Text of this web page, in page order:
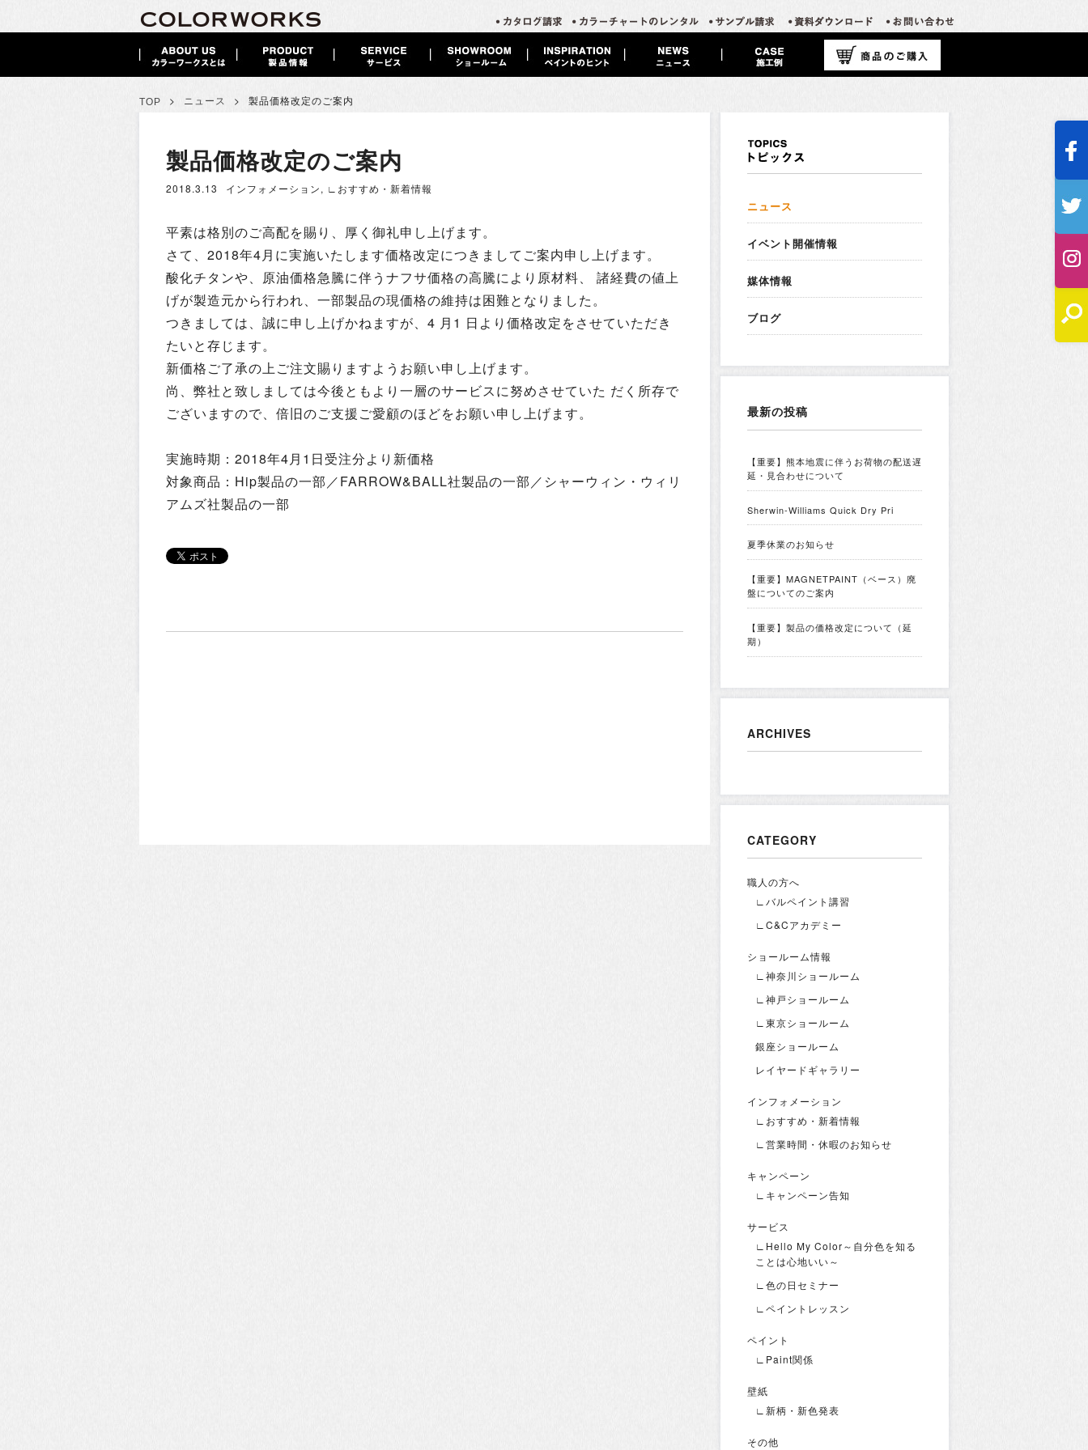
TOP > ニュース > 製品価格改定のご案内
製品価格改定のご案内
2018.3.13 インフォメーション, ∟おすすめ・新着情報
平素は格別のご高配を賜り、厚く御礼申し上げます。
さて、2018年4月に実施いたします価格改定につきましてご案内申し上げます。
酸化チタンや、原油価格急騰に伴うナフサ価格の高騰により原材料、 諸経費の値上
げが製造元から行われ、一部製品の現価格の維持は困難となりました。
つきましては、誠に申し上げかねますが、4 月1 日より価格改定をさせていただき
たいと存じます。
新価格ご了承の上ご注文賜りますようお願い申し上げます。
尚、弊社と致しましては今後ともより一層のサービスに努めさせていた だく所存で
ございますので、倍旧のご支援ご愛顧のほどをお願い申し上げます。
実施時期：2018年4月1日受注分より新価格
対象商品：Hip製品の一部／FARROW&BALL社製品の一部／シャーウィン・ウィリ
アムズ社製品の一部
ニュース
イベント開催情報
媒体情報
ブログ
最新の投稿
【重要】熊本地震に伴うお荷物の配送遅
延・見合わせについて
Sherwin-Williams Quick Dry Pri
夏季休業のお知らせ
【重要】MAGNETPAINT（ベース）廃
盤についてのご案内
【重要】製品の価格改定について（延
期）
ARCHIVES
CATEGORY
職人の方へ
∟バルペイント講習
∟C&Cアカデミー
ショールーム情報
∟神奈川ショールーム
∟神戸ショールーム
∟東京ショールーム
銀座ショールーム
レイヤードギャラリー
インフォメーション
∟おすすめ・新着情報
∟営業時間・休暇のお知らせ
キャンペーン
∟キャンペーン告知
サービス
∟Hello My Color～自分色を知る
ことは心地いい～
∟色の日セミナー
∟ペイントレッスン
ペイント
∟Paint関係
壁紙
∟新柄・新色発表
その他